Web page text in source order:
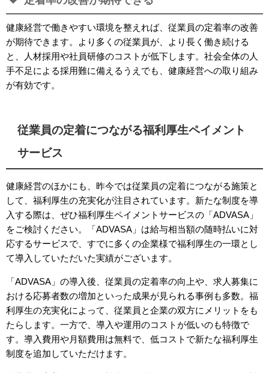
健康経営で働きやすい環境を整えれば、従業員の定着率の改善
が期待できます。より多くの従業員が、より長く働き続ける
と、人材採用や社員研修のコストが低下します。社会全体の人
手不足による採用難に備えるうえでも、健康経営への取り組み
が有効です。
従業員の定着につながる福利厚生ペイメント
サービス
健康経営のほかにも、昨今では従業員の定着につながる施策と
して、福利厚生の充実化が注目されています。新たな制度を導
入する際は、ぜひ福利厚生ペイメントサービスの「ADVASA 」
をご検討ください。「ADVASA 」は給与相当額の随時払いに対
応するサービスで、すでに多くの企業様で福利厚生の一環とし
て導入していただいた実績がございます。
「ADVASA 」の導入後、従業員の定着率の向上や、求人募集に
おける応募者数の増加といった成果が見られる事例も多数。福
利厚生の充実化によって、従業員と企業の双方にメリットをも
たらします。一方で、導入や運用のコストが低いのも特徴で
す。導入費用や月額費用は無料で、低コストで新たな福利厚生
制度を追加していただけます。